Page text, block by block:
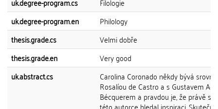
uk.degree-program.en
Philology
thesis.grade.cs
Velmi dobře
thesis.grade.en
Very good
uk.abstract.cs
Carolina Coronado někdy bývá
Rosalíou de Castro a s Gustavem
Bécquerem a pravdou je, že právě